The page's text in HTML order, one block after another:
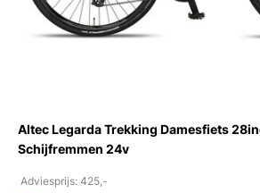
Altec Legarda Trekking Damesfiets
Schijfremmen 24v
Adviesprijs: 425,-